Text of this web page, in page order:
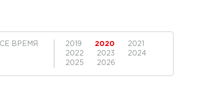
ВРЕМЯ 2019 2020
2021
2022
2023
2024
2025
2026